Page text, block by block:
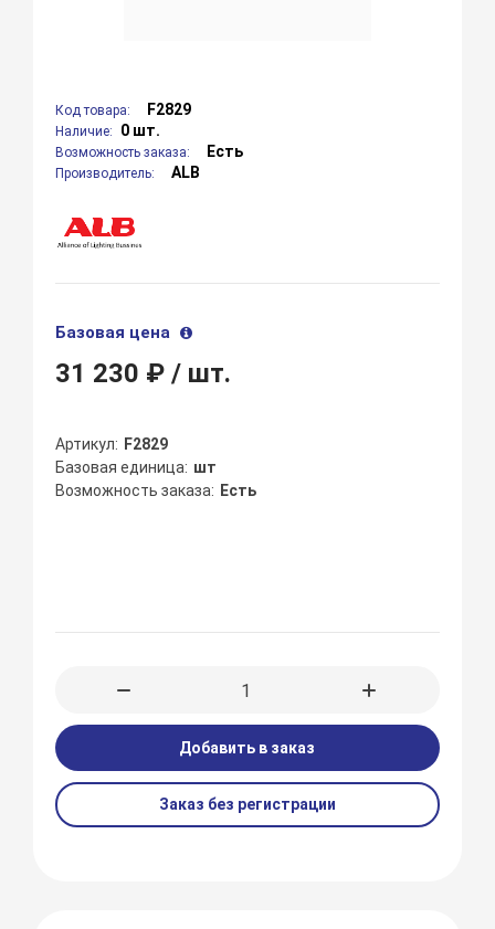
Код товара: F2829
Наличие: 0 шт.
Возможность заказа: Есть
Производитель: ALB
Базовая цена
31 230 ₽/ шт.
Артикул
F2829
Базовая единица шт
Возможность заказа
Есть
Добавить в заказ
Заказ без регистрации